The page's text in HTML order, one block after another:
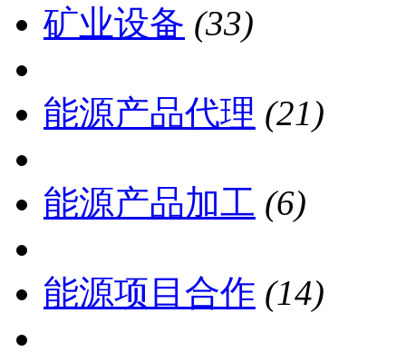
矿业设备 (33)
能源产品代理 (21)
能源产品加工 (6)
能源项目合作 (14)